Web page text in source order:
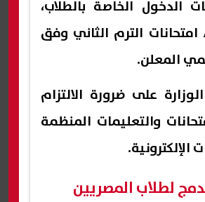
الدخول الخاصة بالطلاب،
امتحانات الترم الثاني وفق
المعلن.
على ضرورة الالتزام
والتعليمات المنظمة
الإلكترونية.
لطلاب المصريين